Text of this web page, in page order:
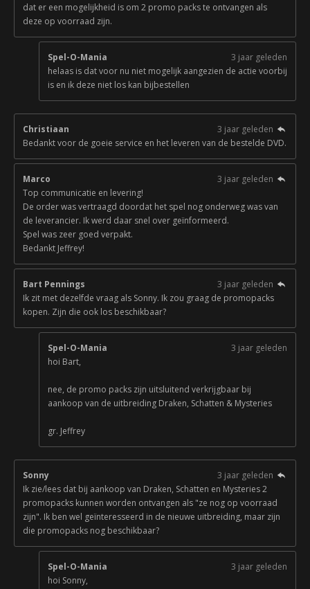
dat er een mogelijkheid is om 2 promo packs te ontvangen als
deze op voorraad zijn.
Spel-O-Mania
3 jaar geleden
helaas is dat voor nu niet mogelijk aangezien de actie voorbij
is en ik deze niet los kan bijbestellen
Christiaan
3 jaar geleden
Bedankt voor de goeie service en het leveren van de bestelde DVD.
Marco
3 jaar geleden
Top communicatie en levering!
De order was vertraagd doordat het spel nog onderweg was van
de leverancier. Ik werd daar snel over geïnformeerd.
Spel was zeer goed verpakt.
Bedankt Jeffrey!
Bart Pennings
3 jaar geleden
Ik zit met dezelfde vraag als Sonny. Ik zou graag de promopacks
kopen. Zijn die ook los beschikbaar?
Spel-O-Mania
3 jaar geleden
hoi Bart,
nee, de promo packs zijn uitsluitend verkrijgbaar bij
aankoop van de uitbreiding Draken, Schatten & Mysteries
gr. Jeffrey
Sonny
3 jaar geleden
Ik zie/lees dat bij aankoop van Draken, Schatten en Mysteries 2
promopacks kunnen worden ontvangen als "ze nog op voorraad
zijn". Ik ben wel geïnteresseerd in de nieuwe uitbreiding, maar zijn
die promopacks nog beschikbaar?
Spel-O-Mania
3 jaar geleden
hoi Sonny,